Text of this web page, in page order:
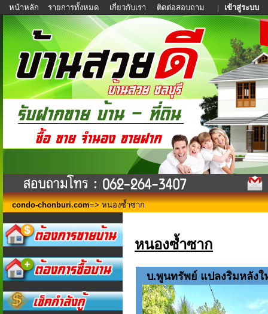
หน้าหลัก รายการทั้งหมด เกี่ยวกับเรา ติดต่อสอบถาม | เข้าสู่ระบบ
condo-chonburi.com=> หนองซ้ำซาก
หนองซ้ำซาก
บ.พูนทรัพย์ แปลงริมหลัง